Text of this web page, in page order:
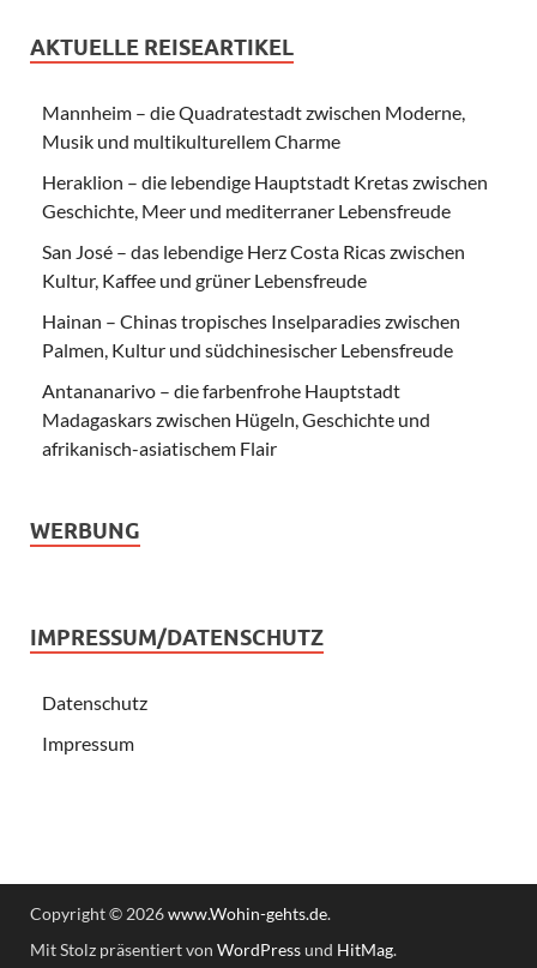
AKTUELLE REISEARTIKEL
Mannheim – die Quadratestadt zwischen Moderne,
Musik und multikulturellem Charme
Heraklion – die lebendige Hauptstadt Kretas zwischen
Geschichte, Meer und mediterraner Lebensfreude
San José – das lebendige Herz Costa Ricas zwischen
Kultur, Kaffee und grüner Lebensfreude
Hainan – Chinas tropisches Inselparadies zwischen
Palmen, Kultur und südchinesischer Lebensfreude
Antananarivo – die farbenfrohe Hauptstadt
Madagaskars zwischen Hügeln, Geschichte und
afrikanisch-asiatischem Flair
WERBUNG
IMPRESSUM/DATENSCHUTZ
Datenschutz
Impressum
Copyright © 2026www.Wohin-gehts.de.
Mit Stolz präsentiert von WordPressund HitMag.